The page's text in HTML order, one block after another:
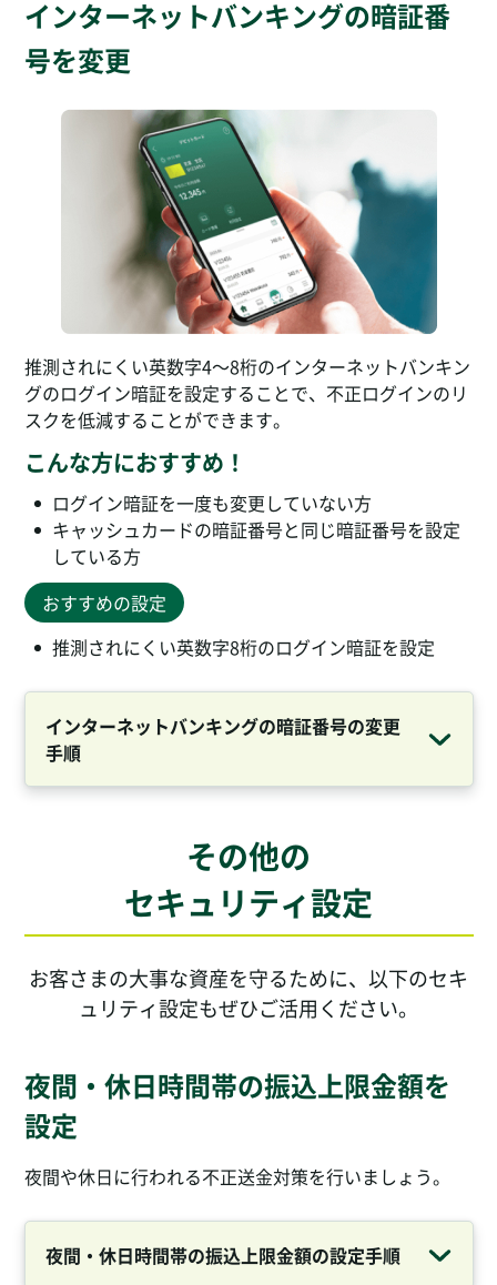
インターネットバンキングの暗証番
号を変更
推測されにくい英数字4～8桁のインターネットバンキン
グのログイン暗証を設定することで、不正ログインのリ
スクを低減することができます。
こんな方におすすめ！
ログイン暗証を一度も変更していない方
キャッシュカードの暗証番号と同じ暗証番号を設定
している方
おすすめの設定
推測されにくい英数字8桁のログイン暗証を設定
インターネットバンキングの暗証番号の変更
手順
その他の
セキュリティ設定
お客さまの大事な資産を守るために、以下のセキ
ュリティ設定もぜひご活用ください。
夜間・休日時間帯の振込上限金額を
設定
夜間や休日に行われる不正送金対策を行いましょう。
夜間・休日時間帯の振込上限金額の設定手順